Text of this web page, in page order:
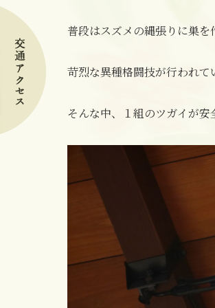
普段はスズメの縄張りに巣を
苛烈な異種格闘技が行われて
そんな中、１組のツガイが